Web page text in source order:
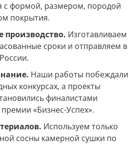
с формой, размером, породой
покрытия.
производство. Изготавливаем
сроки и отправляем в
Наши работы побеждали
конкурсах, а проекты
финалистами
«Бизнес-Успех».
Используем только
сосны камерной сушки по